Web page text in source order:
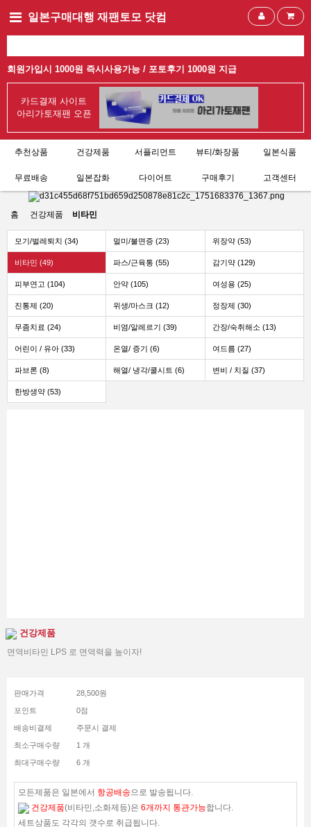
일본구매대행 재팬토모 닷컴
회원가입시 1000원 즉시사용가능 / 포토후기 1000원 지급
카드결재 사이트
아리가토재팬 오픈
추천상품 건강제품 서플리먼트 뷰티/화장품 일본식품
무료배송 일본잡화 다이어트 구매후기 고객센터
홈 건강제품 비타민
모기/벌레퇴치 (34) 멀미/불면증 (23) 위장약 (53)
비타민 (49) 파스/근육통 (55) 감기약 (129)
피부연고 (104) 안약 (105) 여성용 (25)
진통제 (20) 위생/마스크 (12) 정장제 (30)
무좀치료 (24) 비염/알레르기 (39) 간장/숙취해소 (13)
어린이 / 유아 (33) 온열/ 증기 (6) 여드름 (27)
파브론 (8) 해열/ 냉각/쿨시트 (6) 변비 / 치질 (37)
한방생약 (53)
건강제품
면역비타민 LPS 로 면역력을 높이자!
판매가격 28,500원
포인트 0점
배송비결제 주문시 결제
최소구매수량 1 개
최대구매수량 6 개
모든제품은 일본에서 항공배송으로 발송됩니다.
건강제품(비타민,소화제등)은 6개까지 통관가능합니다.
세트상품도 각각의 갯수로 취급됩니다.